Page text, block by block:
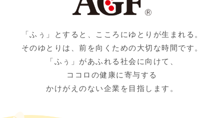
「ふぅ」とすると、こころにゆとりが生まれる。
そのゆとりは、前を向くための大切な時間です。
「ふぅ」があふれる社会に向けて、
ココロの健康に寄与する
かけがえのない企業を目指します。